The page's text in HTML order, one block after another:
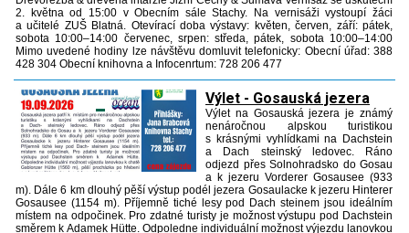
2. května od 15:00 v Obecním sále Stachy. Na vernisáži vystoupí žáci
a učitelé ZUŠ Blatná. Otevírací doba výstavy: květen, červen, září: pátek,
sobota 10:00–14:00 červenec, srpen: středa, pátek, sobota 10:00–14:00
Mimo uvedené hodiny lze návštěvu domluvit telefonicky: Obecní úřad: 388
428 304 Obecní knihovna a Infocenrtum: 728 206 477
Výlet - Gosauská jezera
Výlet na Gosauská jezera je známý
nenáročnou alpskou turistikou
s krásnými vyhlídkami na Dachstein
a Dach steinský ledovec. Ráno
odjezd přes Solnohradsko do Gosau
a k jezeru Vorderer Gosausee (933
m). Dále 6 km dlouhý pěší výstup podél jezera Gosaulacke k jezeru Hinterer
Gosausee (1154 m). Příjemně tiché lesy pod Dach steinem jsou ideálním
místem na odpočinek. Pro zdatné turisty je možnost výstupu pod Dachstein
směrem k Adamek Hütte. Odpoledne individuální možnost výjezdu lanovkou